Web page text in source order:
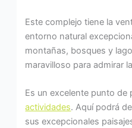
Este complejo tiene la
entorno natural
montañas, bosques y
maravilloso para admirar
Es un excelente punto de
actividades. Aquí podrá
sus excepcionales